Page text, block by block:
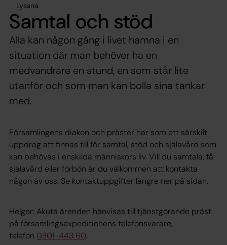
Lyssna
Samtal och stöd
Alla kan någon gång i livet hamna i en
situation där man behöver ha en
medvandrare en stund, en som står lite
utanför och som man kan bolla sina tankar
med.
Församlingens diakon och präster har som ett särskilt
uppdrag att finnas till för samtal, stöd och själavård som
kan behövas i enskilda människors liv. Vill du samtala, få
själavård eller förbön är du välkommen att kontakta
någon av oss. Se kontaktuppgifter längre ner på sidan.
Helger: Akuta ärenden hänvisas till tjänstgörande präst
på församlingsexpeditionens telefonsvarare,
telefon 0301-443 60.